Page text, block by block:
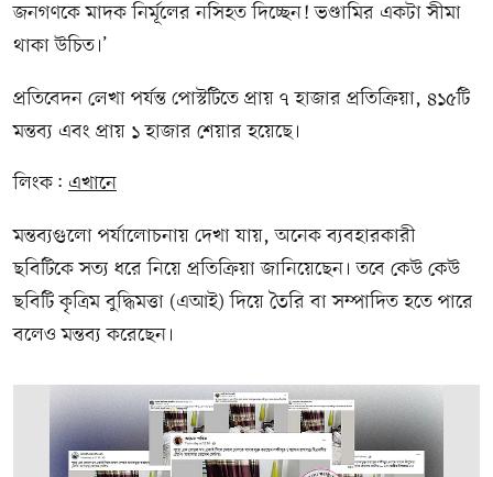
জনগণকে মাদক নির্মূলের নসিহত দিচ্ছেন! ভণ্ডামির একটা সীমা
থাকা উচিত।’
প্রতিবেদন লেখা পর্যন্ত পোস্টটিতে প্রায় ৭ হাজার প্রতিক্রিয়া, ৪১৫টি
মন্তব্য এবং প্রায় ১ হাজার শেয়ার হয়েছে।
লিংক: এখানে
মন্তব্যগুলো পর্যালোচনায় দেখা যায়, অনেক ব্যবহারকারী
ছবিটিকে সত্য ধরে নিয়ে প্রতিক্রিয়া জানিয়েছেন। তবে কেউ কেউ
ছবিটি কৃত্রিম বুদ্ধিমত্তা (এআই) দিয়ে তৈরি বা সম্পাদিত হতে পারে
বলেও মন্তব্য করেছেন।